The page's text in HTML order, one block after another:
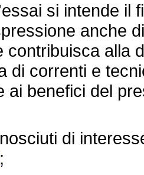
si intende il
anche
contribuisca alla
di correnti e
ai benefici del
di
;